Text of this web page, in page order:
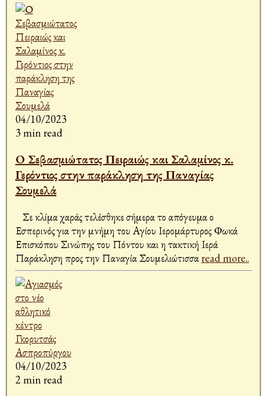
04/10/2023
3 min read
Ο Σεβασμιώτατος Πειραιώς και Σαλαμίνος κ.
Γερόντιος στην παράκληση της Παναγίας
Σουμελά
Σε κλίμα χαράς τελέσθηκε σήμερα το απόγευμα ο
Εσπερινός για την μνήμη του Αγίου Ιερομάρτυρος Φωκά
Επισκόπου Σινώπης του Πόντου και η τακτική Ιερά
Παράκληση προς την Παναγία Σουμελιώτισσαread more..
04/10/2023
2 min read